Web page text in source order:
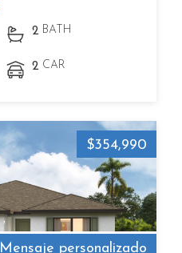
2 BATH
2 CAR
Mensaje personalizado
$354,990